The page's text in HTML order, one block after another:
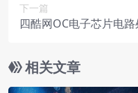
下一篇
四酷网OC电子芯片电
相关文章